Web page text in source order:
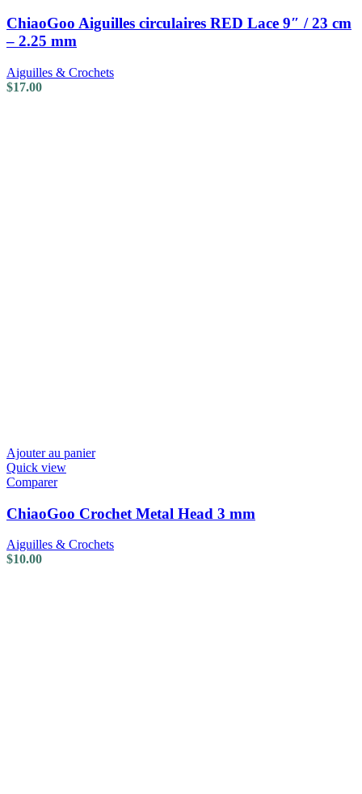
ChiaoGoo Aiguilles circulaires RED Lace 9″ / 23 cm
– 2.25 mm
Aiguilles & Crochets
$17.00
Ajouter au panier
Quick view
Comparer
ChiaoGoo Crochet Metal Head 3 mm
Aiguilles & Crochets
$10.00